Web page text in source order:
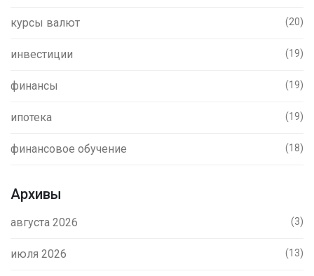
курсы валют (20)
инвестиции (19)
финансы (19)
ипотека (19)
финансовое обучение (18)
Архивы
августа 2026 (3)
июля 2026 (13)